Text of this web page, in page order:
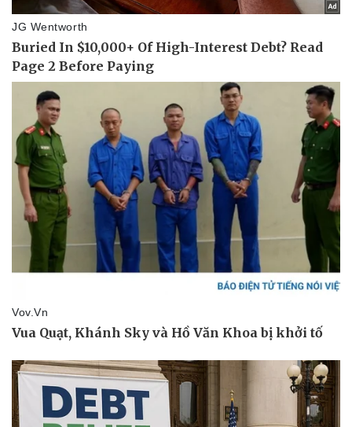
Sức khỏe
Dinh dưỡng - món ngon
Sản phụ khoa
Nhi khoa
Nam khoa
Làm đẹp - giảm cân
Phòng mạch online
Ăn sạch sống khỏe
Đời sống
Nhà đẹp